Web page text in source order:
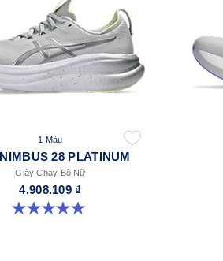
1 Màu
28 PLATINUM
Giày Chạy Bộ Nữ
4.908.109 ₫
5.0 trong số 5 sao. 1 đánh giá